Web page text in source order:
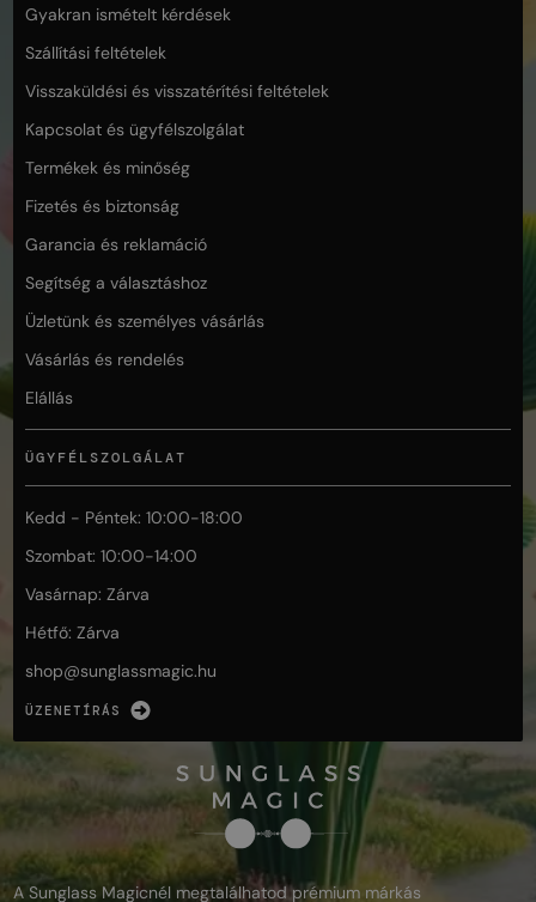
Gyakran ismételt kérdések
Szállítási feltételek
Visszaküldési és visszatérítési feltételek
Kapcsolat és ügyfélszolgálat
Termékek és minőség
Fizetés és biztonság
Garancia és reklamáció
Segítség a választáshoz
Üzletünk és személyes vásárlás
Vásárlás és rendelés
Elállás
ÜGYFÉLSZOLGÁLAT
Kedd - Péntek: 10:00-18:00
Szombat: 10:00-14:00
Vasárnap: Zárva
Hétfő: Zárva
shop@sunglassmagic.hu
ÜZENETÍRÁS
A Sunglass Magicnél megtalálhatod prémium márkás